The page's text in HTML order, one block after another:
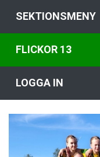
SEKTIONSMENY
FLICKOR 13
LOGGA IN